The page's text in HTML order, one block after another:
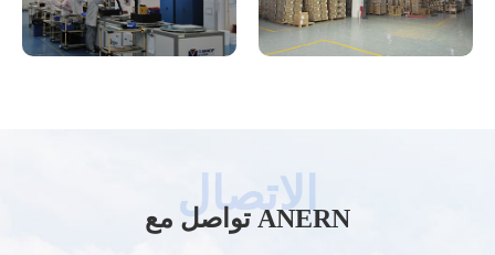
تواصل مع ANERN